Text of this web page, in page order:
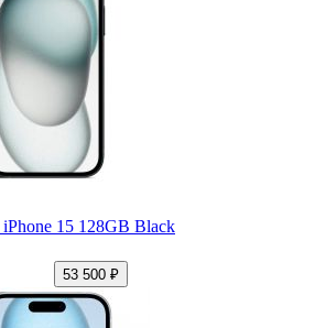
15 128GB Black
53 500 ₽